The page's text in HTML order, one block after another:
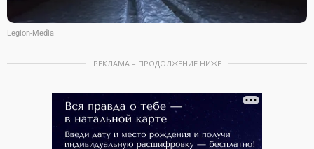
Legion-Media
РЕКЛАМА – ПРОДОЛЖЕНИЕ НИЖЕ